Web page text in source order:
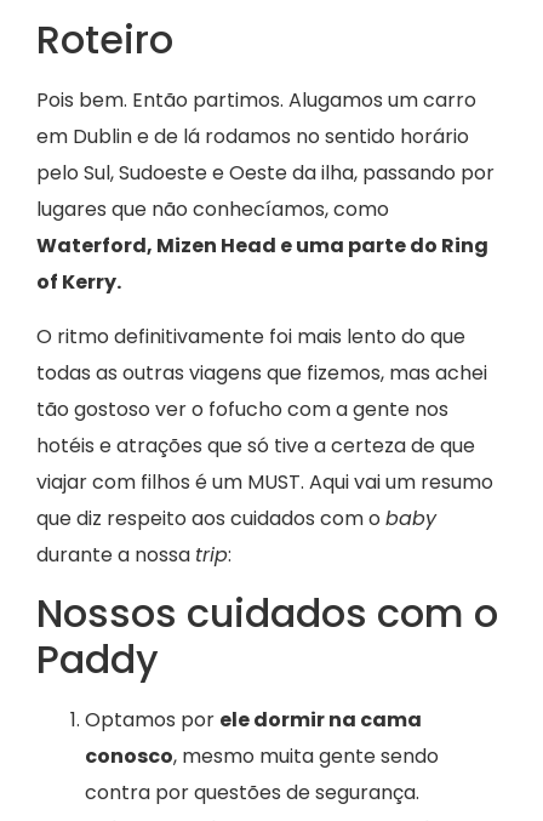
Roteiro
Pois bem. Então partimos. Alugamos um carro
em Dublin e de lá rodamos no sentido horário
pelo Sul, Sudoeste e Oeste da ilha, passando por
lugares que não conhecíamos, como
Waterford, Mizen Head e uma parte do Ring
of Kerry.
O ritmo definitivamente foi mais lento do que
todas as outras viagens que fizemos, mas achei
tão gostoso ver o fofucho com a gente nos
hotéis e atrações que só tive a certeza de que
viajar com filhos é um MUST. Aqui vai um resumo
que diz respeito aos cuidados com o baby
durante a nossa trip:
Nossos cuidados com o
Paddy
Optamos por ele dormir na cama
conosco, mesmo muita gente sendo
contra por questões de segurança.